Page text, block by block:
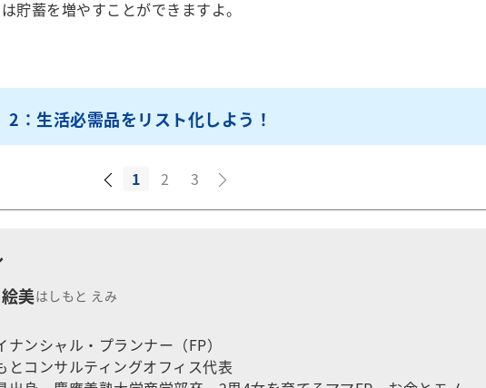
貯蓄を増やすことができますよ。
2：生活必需品をリスト化しよう！
1 2 3
美はしもと えみ
ナンシャル・プランナー（FP）
とコンサルティングオフィス代表